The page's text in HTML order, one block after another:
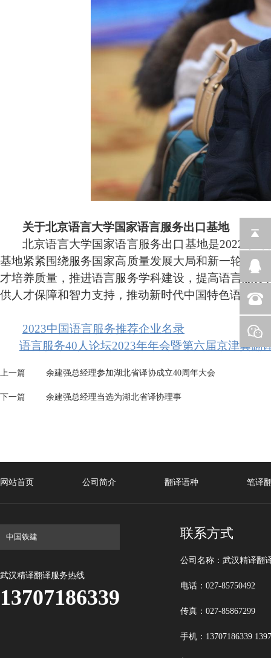
关于北京语言大学国家语言服务出口基地
北京语言大学国家语言服务出口基地是2022年3
基地紧紧围绕服务国家高质量发展大局和新一轮对
才培养质量，推进语言服务学科建设，提高语言服
供人才保障和智力支持，推动新时代中国特色语言服
2023中国语言服务推荐企业名录
语言服务40人论坛2023年年会暨第六届京津冀翻
上一篇 余建强总经理参加湖北省译协成立40周年大会
下一篇 余建强总经理当选为湖北省译协理事
网站首页 公司简介 翻译语种 笔译
武汉精译翻译服务热线
13707186339
联系方式
公司名称：武汉精译翻
电话：027-85750492
传真：027-85867299
手机：13707186339